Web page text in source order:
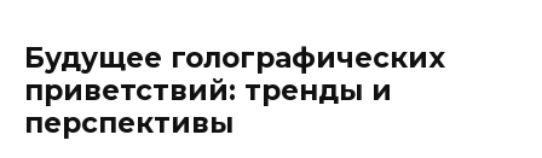
Будущее голографических
приветствий: тренды и
перспективы